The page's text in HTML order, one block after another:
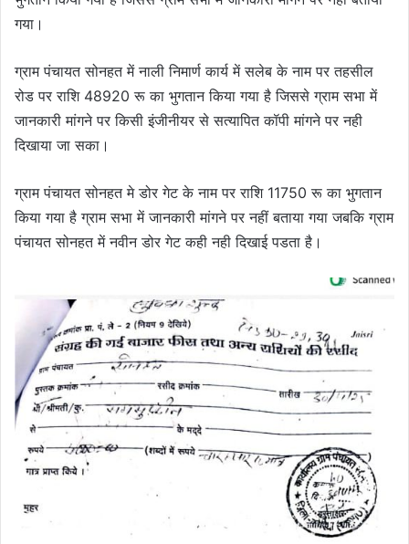
गया।
ग्राम पंचायत सोनहत में नाली निमार्ण कार्य में सलेब के नाम पर तहसील
रोड पर राशि 48920 रू का भुगतान किया गया है जिससे ग्राम सभा में
जानकारी मांगने पर किसी इंजीनीयर से सत्यापित कॉपी मांगने पर नही
दिखाया जा सका।
ग्राम पंचायत सोनहत मे डोर गेट के नाम पर राशि 11750 रू का भुगतान
किया गया है ग्राम सभा में जानकारी मांगने पर नहीं बताया गया जबकि ग्राम
पंचायत सोनहत में नवीन डोर गेट कही नही दिखाई पडता है।